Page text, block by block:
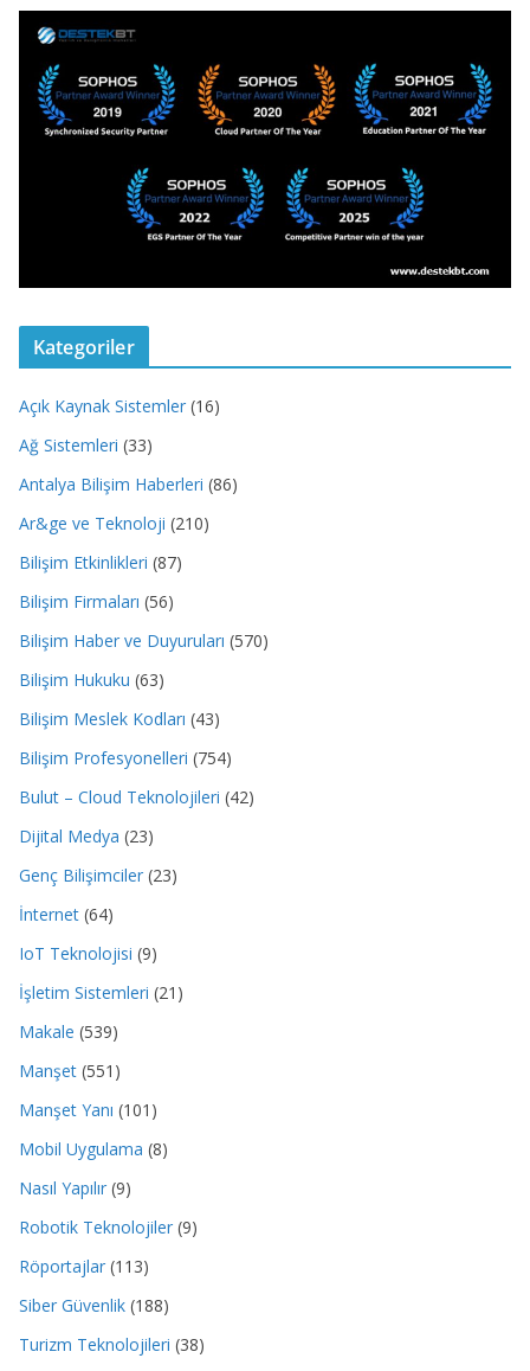
Kategoriler
Açık Kaynak Sistemler (16)
Ağ Sistemleri (33)
Antalya Bilişim Haberleri (86)
Ar&ge ve Teknoloji (210)
Bilişim Etkinlikleri (87)
Bilişim Firmaları (56)
Bilişim Haber ve Duyuruları (570)
Bilişim Hukuku (63)
Bilişim Meslek Kodları (43)
Bilişim Profesyonelleri (754)
Bulut – Cloud Teknolojileri (42)
Dijital Medya (23)
Genç Bilişimciler (23)
İnternet (64)
IoT Teknolojisi (9)
İşletim Sistemleri (21)
Makale (539)
Manşet (551)
Manşet Yanı (101)
Mobil Uygulama (8)
Nasıl Yapılır (9)
Robotik Teknolojiler (9)
Röportajlar (113)
Siber Güvenlik (188)
Turizm Teknolojileri (38)